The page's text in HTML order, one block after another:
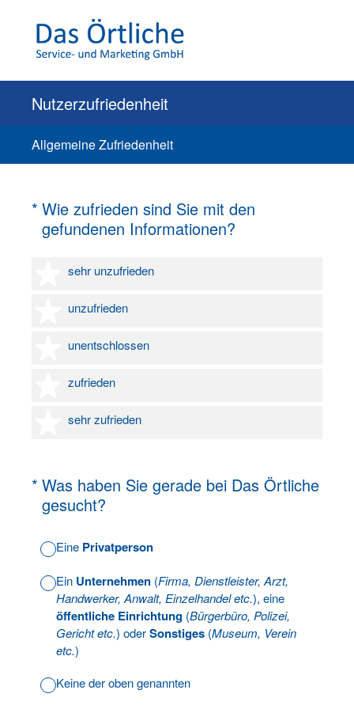
Nutzerzufriedenheit
Allgemeine Zufriedenheit
* Wie zufrieden sind Sie mit den
gefundenen Informationen?
(Erforderlich.)
sehr unzufrieden
1 Stern
unzufrieden
2 Sterne
unentschlossen
3 Sterne
zufrieden
4 Sterne
sehr zufrieden
5 Sterne
* Was haben Sie gerade bei Das Örtliche
gesucht?
(Erforderlich.)
Eine Privatperson
Ein Unternehmen (Firma, Dienstleister, Arzt,
Handwerker, Anwalt, Einzelhandel etc.), eine
öffentliche Einrichtung (Bürgerbüro, Polizei,
Gericht etc.) oderSonstiges (Museum, Verein
etc.)
Keine der oben genannten